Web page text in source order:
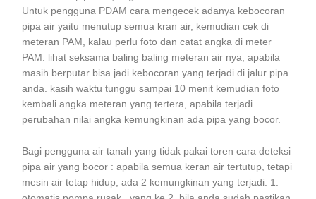
Untuk pengguna PDAM cara mengecek adanya kebocoran
pipa air yaitu menutup semua kran air, kemudian cek di
meteran PAM, kalau perlu foto dan catat angka di meter
PAM. lihat seksama baling baling meteran air nya, apabila
masih berputar bisa jadi kebocoran yang terjadi di jalur pipa
anda. kasih waktu tunggu sampai 10 menit kemudian foto
kembali angka meteran yang tertera, apabila terjadi
perubahan nilai angka kemungkinan ada pipa yang bocor.
Bagi pengguna air tanah yang tidak pakai toren cara deteksi
pipa air yang bocor : apabila semua keran air tertutup, tetapi
mesin air tetap hidup, ada 2 kemungkinan yang terjadi. 1.